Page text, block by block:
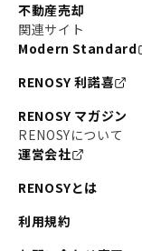
不動産売却
関連サイト
Modern Standard
RENOSY 利諾喜
RENOSY マガジン
RENOSYについて
運営会社
RENOSYとは
利用規約